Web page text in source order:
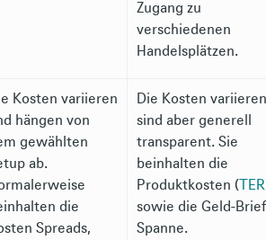
Zugang zu
verschiedenen
Handelsplätzen.
Kosten variieren
hängen von
gewählten
ab.
die
Spreads,
Die Kosten
sind aber generell
transparent. Sie
beinhalten die
Produktkosten ( TER
sowie die Geld-Brief
Spanne.